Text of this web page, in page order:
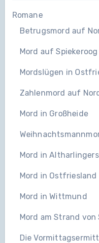
Romane
Betrugsmord auf
Mord auf Spiekeroog
Mordslügen in
Zahlenmord auf
Mord in Großheide
Mord in
Mord in Ostfriesland
Mord in Wittmund
Mord am Strand von
Die